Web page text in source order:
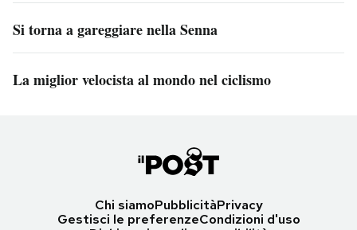
Si torna a gareggiare nella Senna
La miglior velocista al mondo nel ciclismo
Chi siamoPubblicitàPrivacy
Gestisci le preferenzeCondizioni d'uso